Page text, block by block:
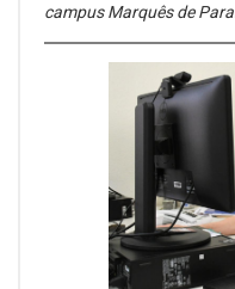
campus Marquês de